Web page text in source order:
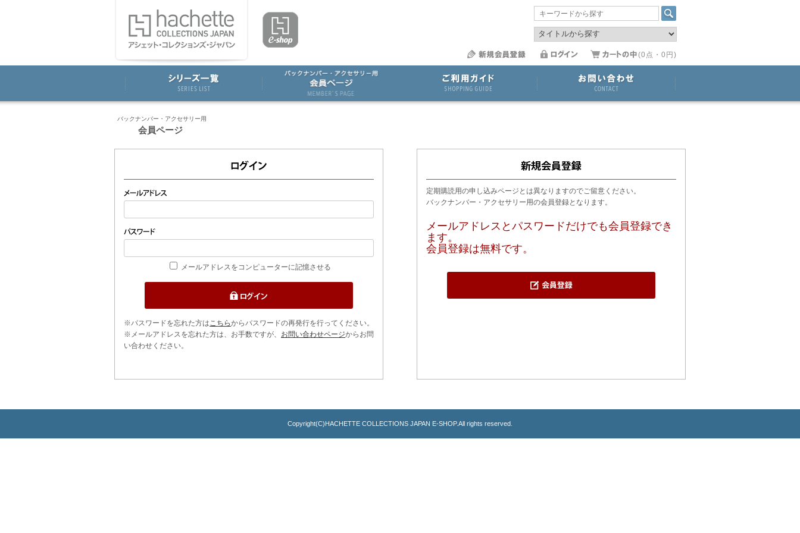
(0点・0円)
バックナンバー・アクセサリー用
会員ページ
メールアドレスをコンピューターに記憶させる
※パスワードを忘れた方はこちらからパスワードの再発行を行ってください。
※メールアドレスを忘れた方は、お手数ですが、 お問い合わせページからお問
い合わせください。
定期購読用の申し込みページとは異なりますのでご留意ください。
バックナンバー・アクセサリー用の会員登録となります。
メールアドレスとパスワードだけでも会員登録でき
ます。
会員登録は無料です。
Copyright(C)HACHETTE COLLECTIONS JAPAN E-SHOP.All rights reserved.